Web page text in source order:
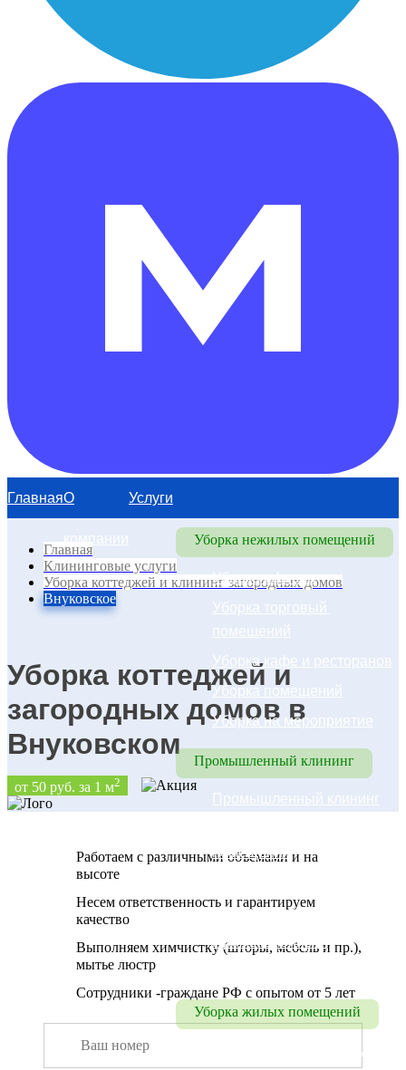
ГлавнаяО
компании
Услуги
Уборка нежилых помещений
Уборка офисов
Уборка торговый
помещений
Уборка кафе и ресторанов
Уборка помещений
Уборка на мероприятие
Промышленный клининг
Промышленный клининг
помещений
Уборка паркинга
Промышленный
Уборка жилых помещений
Уборка коттеджей, домов
Главная
Клининговые услуги
Уборка коттеджей и клининг загородных домов
Внуковское
Уборка коттеджей и
загородных домов в
Внуковском
от 50 руб. за 1 м2
Работаем с различными объемами и на
высоте
Несем ответственность и гарантируем
качество
Выполняем химчистку (шторы, мебель и пр.),
мытье люстр
Сотрудники -граждане РФ с опытом от 5 лет